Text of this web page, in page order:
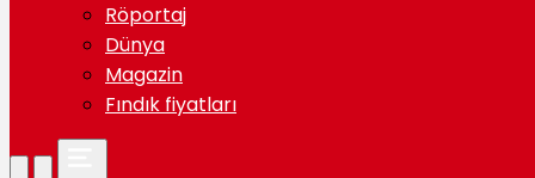
Röportaj
Dünya
Magazin
Fındık fiyatları